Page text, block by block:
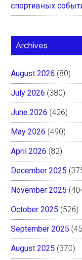
спортивных
Archives
August 2026 (80)
July 2026 (380)
June 2026 (426)
May 2026 (490)
April 2026 (82)
December 2025
November 2025
October 2025 (526)
September 2025
August 2025 (370)